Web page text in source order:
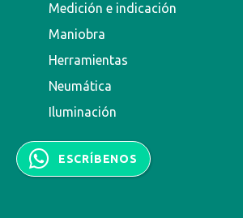
Medición e indicación
Maniobra
Herramientas
Neumática
Iluminación
ESCRÍBENOS